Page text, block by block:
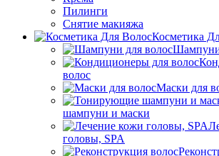
Пилинги
Снятие макияжа
Косметика
Шампуни
волос
Маски для
шампуни и маски
головы, SPA